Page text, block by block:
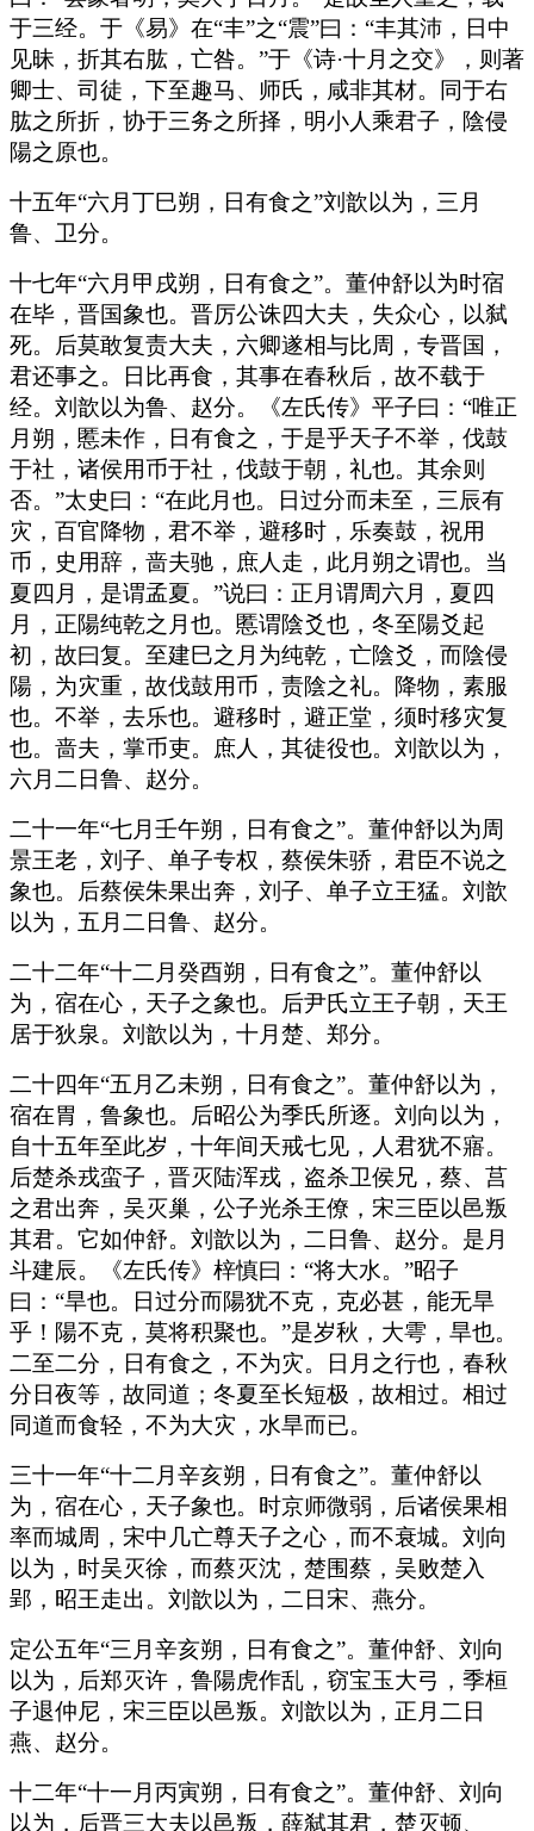
于三经。于《易》在“丰”之“震”曰：“丰其沛，日中
见昧，折其右肱，亡咎。”于《诗·十月之交》，则著
卿士、司徒，下至趣马、师氏，咸非其材。同于右
肱之所折，协于三务之所择，明小人乘君子，陰侵
陽之原也。
十五年“六月丁巳朔，日有食之”刘歆以为，三月
鲁、卫分。
十七年“六月甲戌朔，日有食之”。董仲舒以为时宿
在毕，晋国象也。晋厉公诛四大夫，失众心，以弑
死。后莫敢复责大夫，六卿遂相与比周，专晋国，
君还事之。日比再食，其事在春秋后，故不载于
经。刘歆以为鲁、赵分。《左氏传》平子曰：“唯正
月朔，慝未作，日有食之，于是乎天子不举，伐鼓
于社，诸侯用币于社，伐鼓于朝，礼也。其余则
否。”太史曰：“在此月也。日过分而未至，三辰有
灾，百官降物，君不举，避移时，乐奏鼓，祝用
币，史用辞，啬夫驰，庶人走，此月朔之谓也。当
夏四月，是谓孟夏。”说曰：正月谓周六月，夏四
月，正陽纯乾之月也。慝谓陰爻也，冬至陽爻起
初，故曰复。至建巳之月为纯乾，亡陰爻，而陰侵
陽，为灾重，故伐鼓用币，责陰之礼。降物，素服
也。不举，去乐也。避移时，避正堂，须时移灾复
也。啬夫，掌币吏。庶人，其徒役也。刘歆以为，
六月二日鲁、赵分。
二十一年“七月壬午朔，日有食之”。董仲舒以为周
景王老，刘子、单子专权，蔡侯朱骄，君臣不说之
象也。后蔡侯朱果出奔，刘子、单子立王猛。刘歆
以为，五月二日鲁、赵分。
二十二年“十二月癸酉朔，日有食之”。董仲舒以
为，宿在心，天子之象也。后尹氏立王子朝，天王
居于狄泉。刘歆以为，十月楚、郑分。
二十四年“五月乙未朔，日有食之”。董仲舒以为，
宿在胃，鲁象也。后昭公为季氏所逐。刘向以为，
自十五年至此岁，十年间天戒七见，人君犹不寤。
后楚杀戎蛮子，晋灭陆浑戎，盗杀卫侯兄，蔡、莒
之君出奔，吴灭巢，公子光杀王僚，宋三臣以邑叛
其君。它如仲舒。刘歆以为，二日鲁、赵分。是月
斗建辰。《左氏传》梓慎曰：“将大水。”昭子
曰：“旱也。日过分而陽犹不克，克必甚，能无旱
乎！陽不克，莫将积聚也。”是岁秋，大雩，旱也。
二至二分，日有食之，不为灾。日月之行也，春秋
分日夜等，故同道；冬夏至长短极，故相过。相过
同道而食轻，不为大灾，水旱而已。
三十一年“十二月辛亥朔，日有食之”。董仲舒以
为，宿在心，天子象也。时京师微弱，后诸侯果相
率而城周，宋中几亡尊天子之心，而不衰城。刘向
以为，时吴灭徐，而蔡灭沈，楚围蔡，吴败楚入
郢，昭王走出。刘歆以为，二日宋、燕分。
定公五年“三月辛亥朔，日有食之”。董仲舒、刘向
以为，后郑灭许，鲁陽虎作乱，窃宝玉大弓，季桓
子退仲尼，宋三臣以邑叛。刘歆以为，正月二日
燕、赵分。
十二年“十一月丙寅朔，日有食之”。董仲舒、刘向
以为，后晋三大夫以邑叛，薛弑其君，楚灭顿、